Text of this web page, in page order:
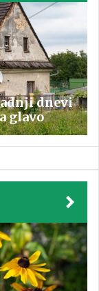
dnevi
glavo